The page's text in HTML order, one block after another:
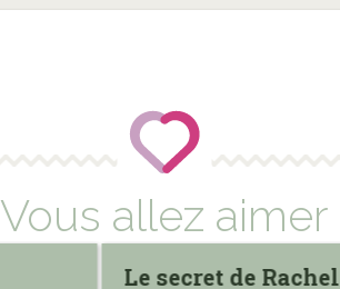
Vous allez aimer
Le secret de Rachel